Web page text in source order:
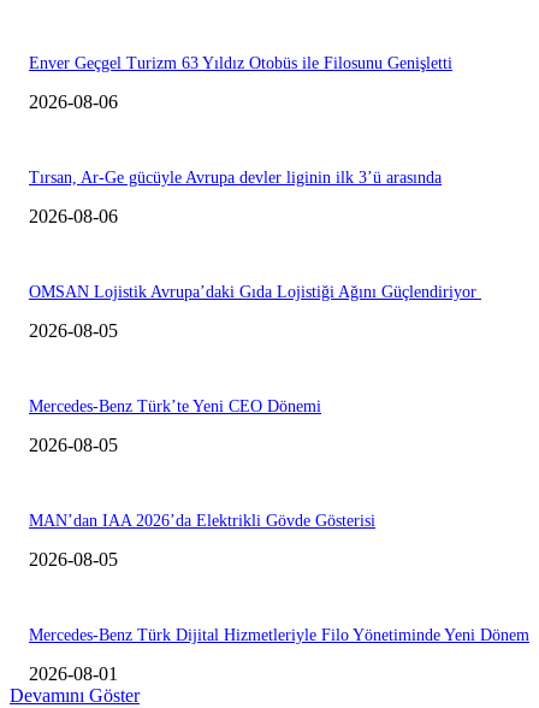
Enver Geçgel Turizm 63 Yıldız Otobüs ile Filosunu Genişletti
2026-08-06
Tırsan, Ar-Ge gücüyle Avrupa devler liginin ilk 3’ü arasında
2026-08-06
OMSAN Lojistik Avrupa’daki Gıda Lojistiği Ağını Güçlendiriyor
2026-08-05
Mercedes-Benz Türk’te Yeni CEO Dönemi
2026-08-05
MAN’dan IAA 2026’da Elektrikli Gövde Gösterisi
2026-08-05
Mercedes-Benz Türk Dijital Hizmetleriyle Filo Yönetiminde Yeni Dönem
2026-08-01
Devamını Göster